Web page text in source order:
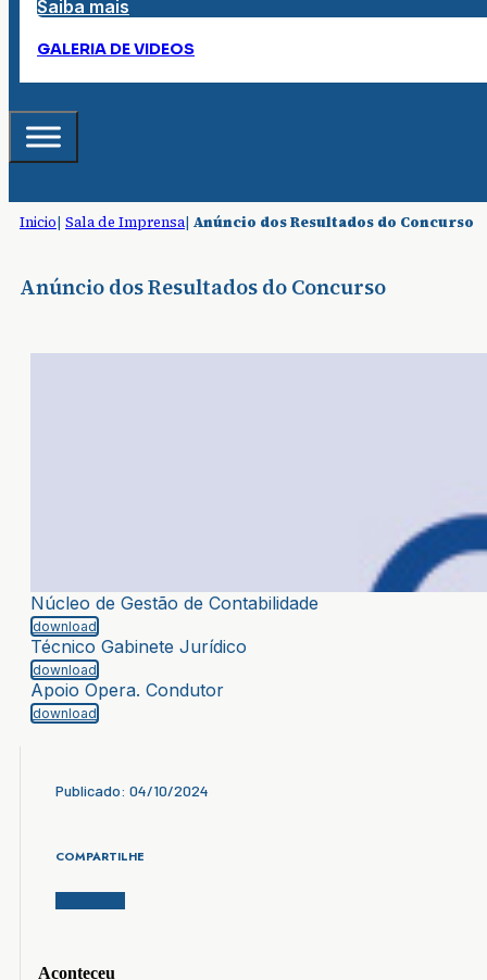
Saiba mais
GALERIA DE VIDEOS
Inicio| Sala de Imprensa| Anúncio dos Resultados do Concurso
Anúncio dos Resultados do Concurso
Núcleo de Gestão de Contabilidade
download
Técnico Gabinete Jurídico
download
Apoio Opera. Condutor
download
Publicado: 04/10/2024
COMPARTILHE
Aconteceu